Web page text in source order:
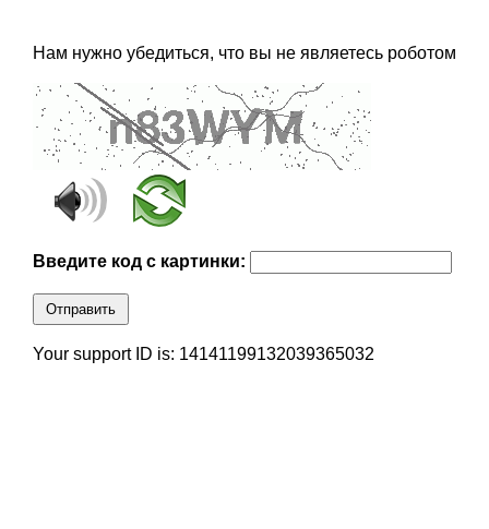
Нам нужно убедиться, что вы не являетесь роботом
Введите код с картинки:
Отправить
Your support ID is: 14141199132039365032